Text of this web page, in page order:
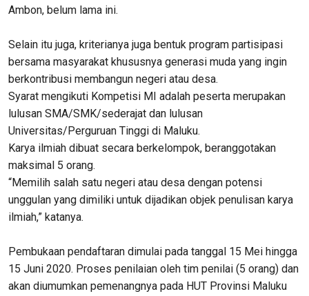
Ambon, belum lama ini.
Selain itu juga, kriterianya juga bentuk program partisipasi
bersama masyarakat khususnya generasi muda yang ingin
berkontribusi membangun negeri atau desa.
Syarat mengikuti Kompetisi MI adalah peserta merupakan
lulusan SMA/SMK/sederajat dan lulusan
Universitas/Perguruan Tinggi di Maluku.
Karya ilmiah dibuat secara berkelompok, beranggotakan
maksimal 5 orang.
“Memilih salah satu negeri atau desa dengan potensi
unggulan yang dimiliki untuk dijadikan objek penulisan karya
ilmiah,” katanya.
Pembukaan pendaftaran dimulai pada tanggal 15 Mei hingga
15 Juni 2020. Proses penilaian oleh tim penilai (5 orang) dan
akan diumumkan pemenangnya pada HUT Provinsi Maluku